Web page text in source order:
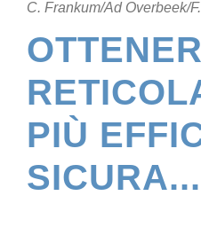
C. Frankum/Ad Overbeek/
PIÙ
SICURA...